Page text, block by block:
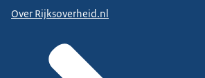
Over Rijksoverheid.nl